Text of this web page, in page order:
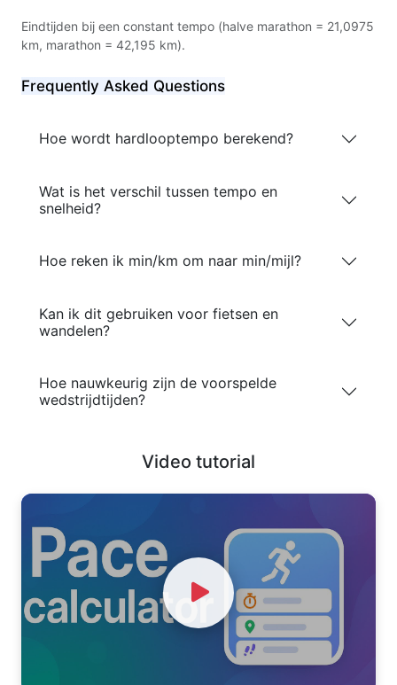
Eindtijden bij een constant tempo (halve marathon = 21,0975
km, marathon = 42,195 km).
Frequently Asked Questions
Hoe wordt hardlooptempo berekend?
Wat is het verschil tussen tempo en
snelheid?
Hoe reken ik min/km om naar min/mijl?
Kan ik dit gebruiken voor fietsen en
wandelen?
Hoe nauwkeurig zijn de voorspelde
wedstrijdtijden?
Video tutorial
Watch Video